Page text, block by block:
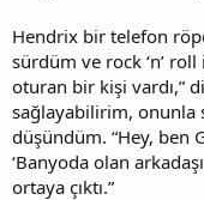
Hendrix bir telefon
sürdüm ve rock ‘n’
oturan bir kişi vardı,”
sağlayabilirim, onunla
düşündüm. “Hey, ben
‘Banyoda olan
ortaya çıktı.”